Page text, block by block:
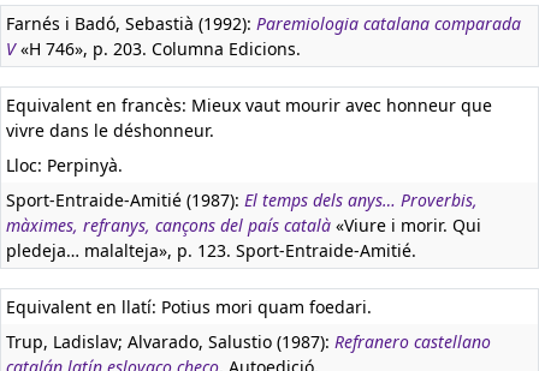
Farnés i Badó, Sebastià (1992): Paremiologia catalana comparada
V«H 746», p. 203. Columna Edicions.
Equivalent en francès: Mieux vaut mourir avec honneur que
vivre dans le déshonneur.
Lloc: Perpinyà.
Sport-Entraide-Amitié (1987): El temps dels anys… Proverbis,
màximes, refranys, cançons del país català «Viure i morir. Qui
pledeja… malalteja», p. 123. Sport-Entraide-Amitié.
Equivalent en llatí: Potius mori quam foedari.
Trup, Ladislav; Alvarado, Salustio (1987): Refranero castellano